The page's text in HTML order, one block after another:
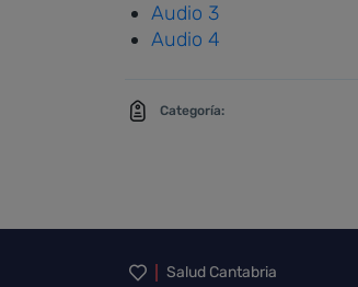
Audio 3
Audio 4
Categoría:
Inicio del pie
Salud Cantabria